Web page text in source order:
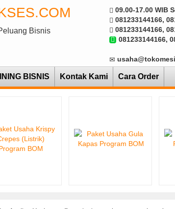
Bisnis
09.00-17.00 WIB
081233144166,
081233144166,
081233144166,
BISNIS Kontak Kami Cara Order